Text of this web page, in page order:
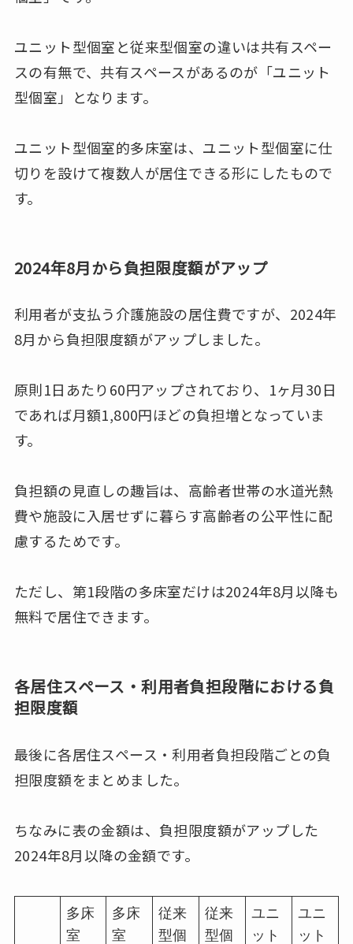
ユニット型個室と従来型個室の違いは共有スペー
スの有無で、共有スペースがあるのが「ユニット
型個室」となります。
ユニット型個室的多床室は、ユニット型個室に仕
切りを設けて複数人が居住できる形にしたもので
す。
2024年8月から負担限度額がアップ
利用者が支払う介護施設の居住費ですが、2024年
8月から負担限度額がアップしました。
原則1日あたり60円アップされており、1ヶ月30日
であれば月額1,800円ほどの負担増となっていま
す。
負担額の見直しの趣旨は、高齢者世帯の水道光熱
費や施設に入居せずに暮らす高齢者の公平性に配
慮するためです。
ただし、第1段階の多床室だけは2024年8月以降も
無料で居住できます。
各居住スペース・利用者負担段階における負
担限度額
最後に各居住スペース・利用者負担段階ごとの負
担限度額をまとめました。
ちなみに表の金額は、負担限度額がアップした
2024年8月以降の金額です。
多床
室
多床
室
従来
型個
従来
型個
ユニ
ット
ユニ
ット